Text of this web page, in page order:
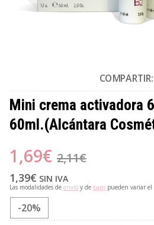
COMPARTIR:
Mini crema activadora
60ml.(Alcántara
1,69€ 2,11€
1,39€ SIN IVA
Las modalidades de envío y de pago pueden variar
-20%